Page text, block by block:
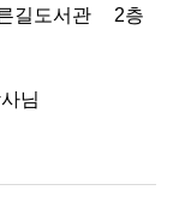
도서관 2층
님